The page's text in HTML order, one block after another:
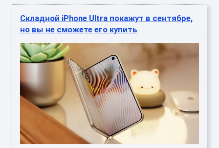
Складной iPhone Ultra покажут в сентябре,
но вы не сможете его купить